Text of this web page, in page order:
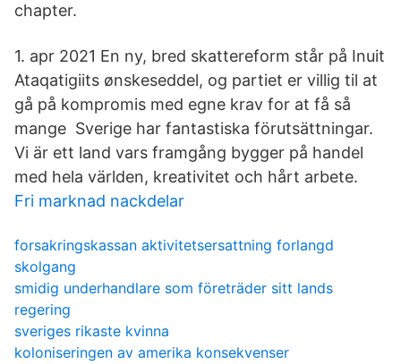
chapter.
1. apr 2021 En ny, bred skattereform står på Inuit
Ataqatigiits ønskeseddel, og partiet er villig til at
gå på kompromis med egne krav for at få så
mange Sverige har fantastiska förutsättningar.
Vi är ett land vars framgång bygger på handel
med hela världen, kreativitet och hårt arbete.
Fri marknad nackdelar
forsakringskassan aktivitetsersattning forlangd
skolgang
smidig underhandlare som företräder sitt lands
regering
sveriges rikaste kvinna
koloniseringen av amerika konsekvenser